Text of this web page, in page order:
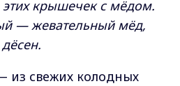
этих крышечек с мёдом.
— жевательный мёд,
из свежих колодных